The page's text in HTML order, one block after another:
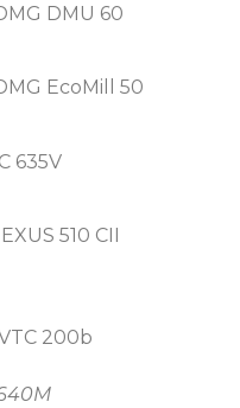
DMU 60
EcoMill 50
635V
510 CII
200b